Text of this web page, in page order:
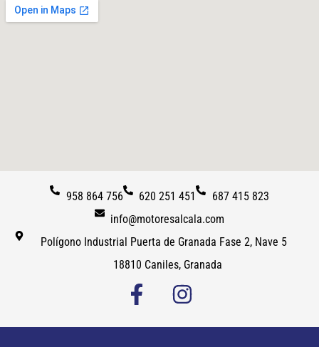
958 864 756 620 251 451
687 415 823
info@motoresalcala.com
Polígono Industrial Puerta de Granada Fase 2, Nave 5
18810 Caniles, Granada